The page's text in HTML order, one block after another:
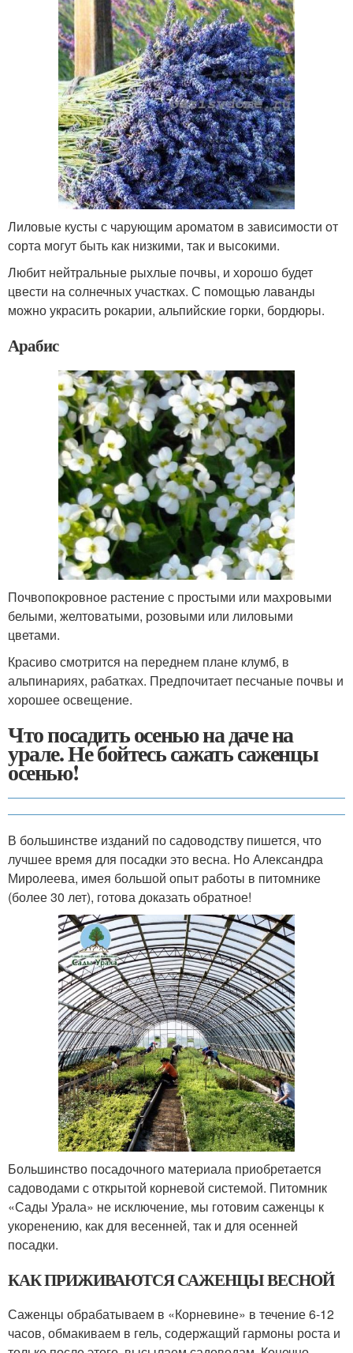
Лиловые кусты с чарующим ароматом в зависимости от
сорта могут быть как низкими, так и высокими.
Любит нейтральные рыхлые почвы, и хорошо будет
цвести на солнечных участках. С помощью лаванды
можно украсить рокарии, альпийские горки, бордюры.
Арабис
Почвопокровное растение с простыми или махровыми
белыми, желтоватыми, розовыми или лиловыми
цветами.
Красиво смотрится на переднем плане клумб, в
альпинариях, рабатках. Предпочитает песчаные почвы и
хорошее освещение.
Что посадить осенью на даче на
урале. Не бойтесь сажать саженцы
осенью!
В большинстве изданий по садоводству пишется, что
лучшее время для посадки это весна. Но Александра
Миролеева, имея большой опыт работы в питомнике
(более 30 лет), готова доказать обратное!
Большинство посадочного материала приобретается
садоводами с открытой корневой системой. Питомник
«Сады Урала» не исключение, мы готовим саженцы к
укоренению, как для весенней, так и для осенней
посадки.
КАК ПРИЖИВАЮТСЯ САЖЕНЦЫ ВЕСНОЙ
Саженцы обрабатываем в «Корневине» в течение 6-12
часов, обмакиваем в гель, содержащий гармоны роста и